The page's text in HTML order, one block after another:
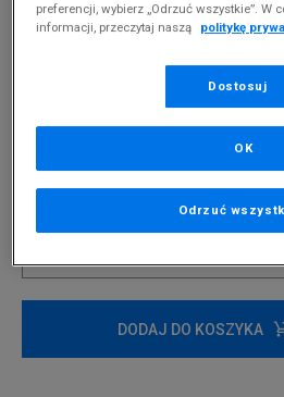
134,99 zł
dostępności
DODAJ DO KOSZYKA
preferencji, wybierz „Odrzuć wszystkie”. W
informacji, przeczytaj naszą
politykę
Dostosuj
Odrzuć
OK